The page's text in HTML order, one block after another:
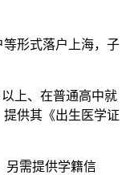
形式落户上海，子
上、在普通高中就
供其《出生医学证
另需提供学籍信